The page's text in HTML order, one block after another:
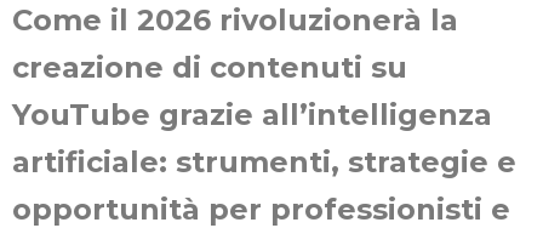
Come il 2026 rivoluzionerà la
creazione di contenuti su
YouTube grazie all’intelligenza
artificiale: strumenti, strategie e
opportunità per professionisti e